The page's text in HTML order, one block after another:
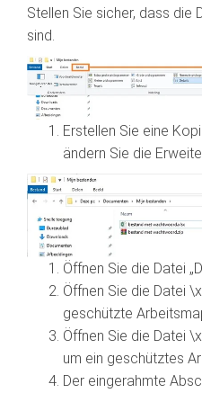
Stellen Sie sicher, dass die
sind.
Erstellen Sie eine
ändern Sie die
Öffnen Sie die Datei
Öffnen Sie die Datei
geschützte
Öffnen Sie die Datei
um ein geschütztes
Der eingerahmte